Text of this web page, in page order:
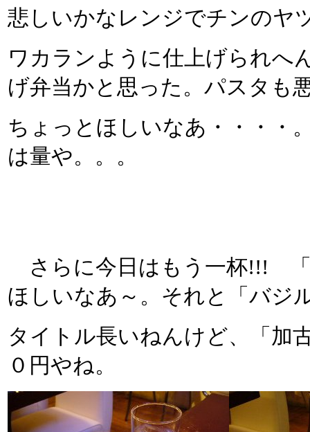
悲しいかなレンジでチンのヤ
ワカランように仕上げられ
げ弁当かと思った。パスタも
ちょっとほしいなあ・・・・
は量や。。。
さらに今日はもう一杯!!!
ほしいなあ～。それと「バジ
タイトル長いねんけど、「
０円やね。